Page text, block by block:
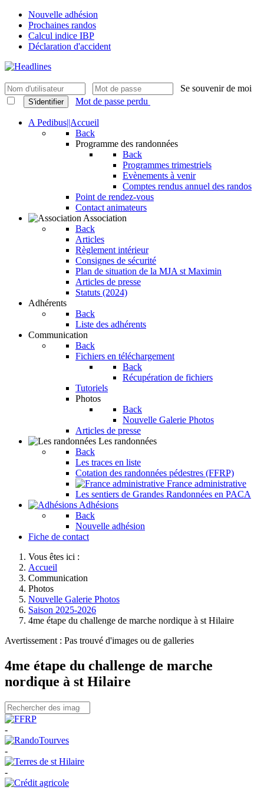
Nouvelle adhésion
Prochaines randos
Calcul indice IBP
Déclaration d'accident
Se souvenir de moi
S'identifier Mot de passe perdu
A Pedibus||Accueil
Back
Programme des randonnées
Back
Programmes trimestriels
Evènements à venir
Comptes rendus annuel des randos
Point de rendez-vous
Contact animateurs
Association
Back
Articles
Règlement intérieur
Consignes de sécurité
Plan de situation de la MJA st Maximin
Articles de presse
Statuts (2024)
Adhérents
Back
Liste des adhérents
Communication
Back
Fichiers en téléchargement
Back
Récupération de fichiers
Tutoriels
Photos
Back
Nouvelle Galerie Photos
Articles de presse
Les randonnées
Back
Les traces en liste
Cotation des randonnées pédestres (FFRP)
France administrative
Les sentiers de Grandes Randonnées en PACA
Adhésions
Back
Nouvelle adhésion
Fiche de contact
Vous êtes ici :
Accueil
Communication
Photos
Nouvelle Galerie Photos
Saison 2025-2026
4me étape du challenge de marche nordique à st Hilaire
Avertissement : Pas trouvé d'images ou de galleries
4me étape du challenge de marche
nordique à st Hilaire
-
-
-